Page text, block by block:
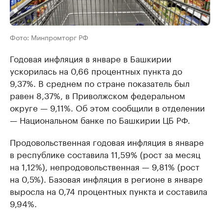
Фото: Минпромторг РФ
Годовая инфляция в январе в Башкирии
ускорилась на 0,66 процентных пункта до
9,37%. В среднем по стране показатель был
равен 8,37%, в Приволжском федеральном
округе — 9,11%. Об этом сообщили в отделении
— Национальном банке по Башкирии ЦБ РФ.
Продовольственная годовая инфляция в январе
в республике составила 11,59% (рост за месяц
на 1,12%), непродовольственная — 9,81% (рост
на 0,5%). Базовая инфляция в регионе в январе
выросла на 0,74 процентных пункта и составила
9,94%.